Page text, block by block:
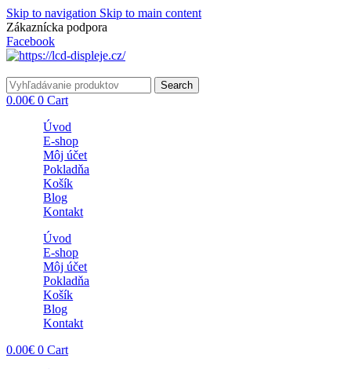
Skip to navigation Skip to main content
Zákaznícka podpora
Facebook
Search
0.00€ 0 Cart
Úvod
E-shop
Môj účet
Pokladňa
Košík
Blog
Kontakt
Úvod
E-shop
Môj účet
Pokladňa
Košík
Blog
Kontakt
0.00€ 0 Cart